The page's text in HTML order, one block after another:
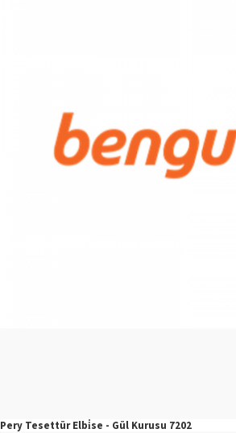
Pery Tesettür Elbi̇se - Gül Kurusu 7202